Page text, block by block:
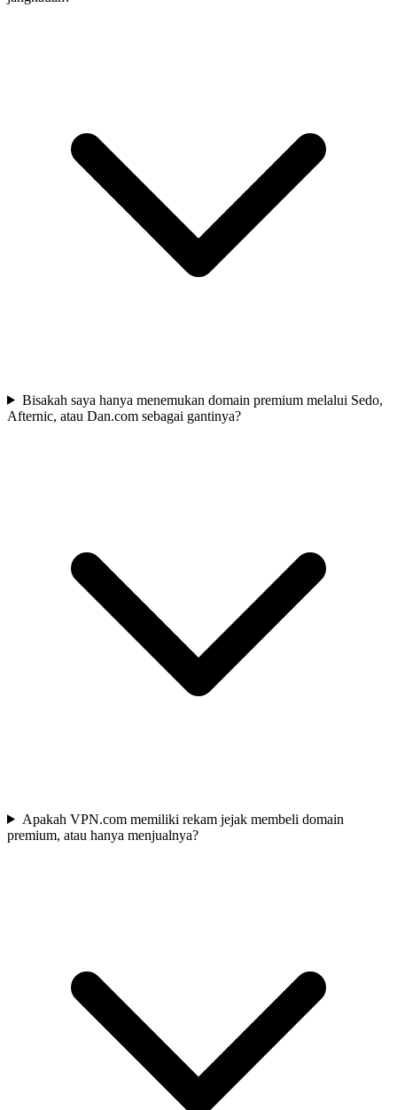
Bisakah saya hanya menemukan domain premium melalui Sedo,
Afternic, atau Dan.com sebagai gantinya?
Apakah VPN.com memiliki rekam jejak membeli domain
premium, atau hanya menjualnya?